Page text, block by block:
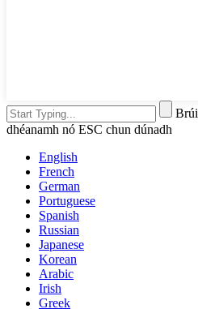
dhéanamh nó ESC chun dúnadh
English
French
German
Portuguese
Spanish
Russian
Japanese
Korean
Arabic
Irish
Greek